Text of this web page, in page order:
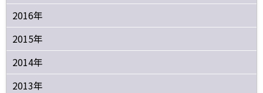
2016年
2015年
2014年
2013年